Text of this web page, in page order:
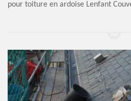
pour toiture en ardoise Lenfant